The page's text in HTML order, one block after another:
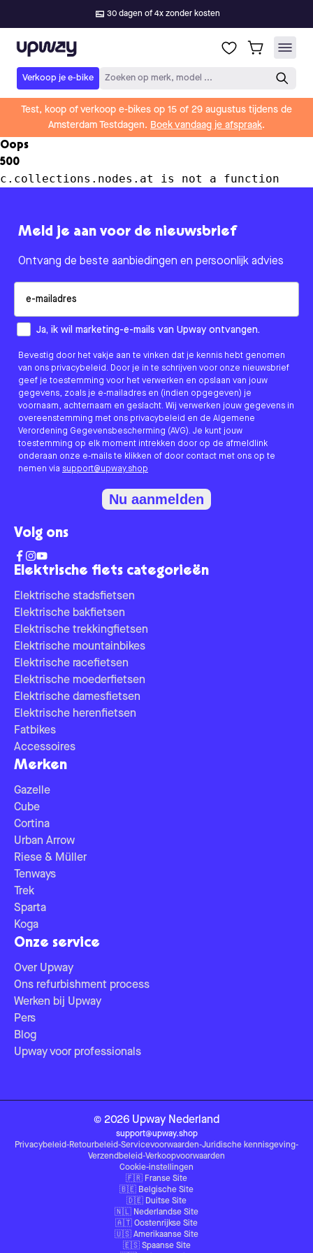
30 dagen of 4x zonder kosten
Upway
Verkoop je e-bike Zoeken op merk, model ...
Test, koop of verkoop e-bikes op 15 of 29 augustus tijdens de
Amsterdam Testdagen. Boek vandaag je afspraak.
Oops
500
c.collections.nodes.at is not a function
Elektrische fiets categorieën
Elektrische stadsfietsen
Elektrische bakfietsen
Elektrische trekkingfietsen
Elektrische mountainbikes
Elektrische racefietsen
Elektrische moederfietsen
Elektrische damesfietsen
Elektrische herenfietsen
Fatbikes
Accessoires
Merken
Gazelle
Cube
Cortina
Urban Arrow
Riese & Müller
Tenways
Trek
Sparta
Koga
Onze service
Over Upway
Ons refurbishment process
Werken bij Upway
Pers
Blog
Upway voor professionals
Meld je aan voor de nieuwsbrief
Ontvang de beste aanbiedingen en persoonlijk advies
How would you like to hear from us?
Ja, ik wil marketing-e-mails van Upway ontvangen.
Bevestig door het vakje aan te vinken dat je kennis hebt genomen
van ons privacybeleid. Door je in te schrijven voor onze nieuwsbrief
geef je toestemming voor het verwerken en opslaan van jouw
gegevens, zoals je e-mailadres en (indien opgegeven) je
voornaam, achternaam en geslacht. Wij verwerken jouw gegevens in
overeenstemming met ons privacybeleid en de Algemene
Verordening Gegevensbescherming (AVG). Je kunt jouw
toestemming op elk moment intrekken door op de afmeldlink
onderaan onze e-mails te klikken of door contact met ons op te
nemen via support@upway.shop
Nu aanmelden
Volg ons
© 2026 Upway Nederland
support@upway.shop
Privacybeleid-Retourbeleid-Servicevoorwaarden-Juridische kennisgeving-
Verzendbeleid-Verkoopvoorwaarden
Cookie-instellingen
🇫🇷 Franse Site
🇧🇪 Belgische Site
🇩🇪 Duitse Site
🇳🇱 Nederlandse Site
🇦🇹 Oostenrijkse Site
🇺🇸 Amerikaanse Site
🇪🇸 Spaanse Site